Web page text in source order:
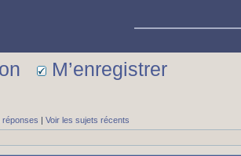
M’enregistrer
réponses | Voir les sujets récents